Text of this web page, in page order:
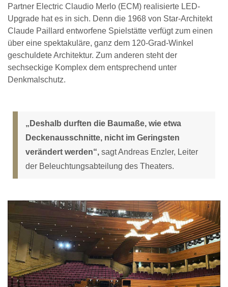
Partner Electric Claudio Merlo (ECM) realisierte LED-
Upgrade hat es in sich. Denn die 1968 von Star-Architekt
Claude Paillard entworfene Spielstätte verfügt zum einen
über eine spektakuläre, ganz dem 120-Grad-Winkel
geschuldete Architektur. Zum anderen steht der
sechseckige Komplex dem entsprechend unter
Denkmalschutz.
„Deshalb durften die Baumaße, wie etwa
Deckenausschnitte, nicht im Geringsten
verändert werden“, sagt Andreas Enzler, Leiter
der Beleuchtungsabteilung des Theaters.